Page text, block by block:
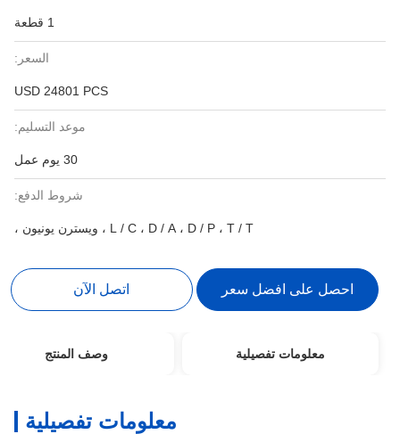
السعر:
USD 24801 PCS
موعد التسليم:
30 يوم عمل
شروط الدفع:
L / C ، D / A ، D / P ، T / T ، ويسترن يونيون ،
احصل على افضل سعر اتصل الآن
معلومات تفصيلية وصف المنتج
معلومات تفصيلية